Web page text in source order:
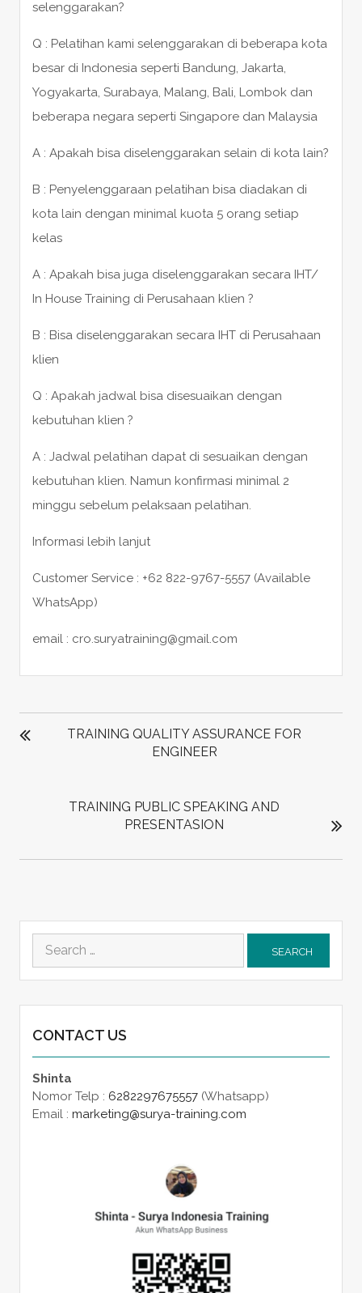
selenggarakan?
Q : Pelatihan kami selenggarakan di beberapa kota
besar di Indonesia seperti Bandung, Jakarta,
Yogyakarta, Surabaya, Malang, Bali, Lombok dan
beberapa negara seperti Singapore dan Malaysia
A : Apakah bisa diselenggarakan selain di kota lain?
B : Penyelenggaraan pelatihan bisa diadakan di
kota lain dengan minimal kuota 5 orang setiap
kelas
A : Apakah bisa juga diselenggarakan secara IHT/
In House Training di Perusahaan klien ?
B : Bisa diselenggarakan secara IHT di Perusahaan
klien
Q : Apakah jadwal bisa disesuaikan dengan
kebutuhan klien ?
A : Jadwal pelatihan dapat di sesuaikan dengan
kebutuhan klien. Namun konfirmasi minimal 2
minggu sebelum pelaksaan pelatihan.
Informasi lebih lanjut
Customer Service : +62 822-9767-5557 (Available
WhatsApp)
email : cro.suryatraining@gmail.com
POST
NAVIGATION
TRAINING QUALITY ASSURANCE FOR
ENGINEER
TRAINING PUBLIC SPEAKING AND
PRESENTASION
Search
for:
CONTACT US
Shinta
Nomor Telp : 6282297675557(Whatsapp)
Email : marketing@surya-training.com